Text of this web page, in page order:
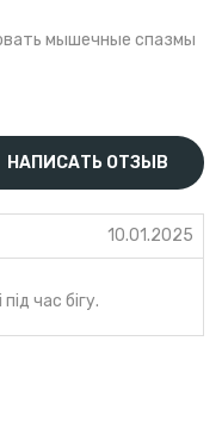
мышечные спазмы
и красителей.
ингредиентов для
формула,
потребление
НАПИСАТЬ ОТЗЫВ
10.01.2025
час бігу.